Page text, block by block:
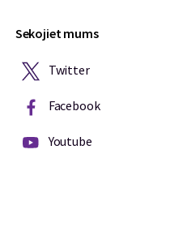
Sekojiet mums
Twitter
Facebook
Youtube